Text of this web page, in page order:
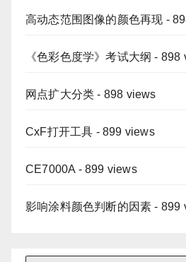
高动态范围图像的颜色再现 -
《色彩色度学》考试大纲 - 898
网点扩大分类 - 898 views
CxF打开工具 - 899 views
CE7000A - 899 views
影响涂料颜色判断的因素 - 899